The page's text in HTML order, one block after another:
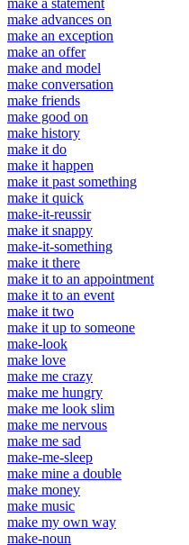
make a statement
make advances on
make an exception
make an offer
make and model
make conversation
make friends
make good on
make history
make it do
make it happen
make it past something
make it quick
make-it-reussir
make it snappy
make-it-something
make it there
make it to an appointment
make it to an event
make it two
make it up to someone
make-look
make love
make me crazy
make me hungry
make me look slim
make me nervous
make me sad
make-me-sleep
make mine a double
make money
make music
make my own way
make-noun